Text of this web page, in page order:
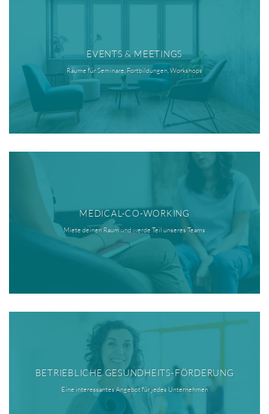
EVENTS & MEETINGS
Räume für Seminare, Fortbildungen, Workshops
MEDICAL-CO-WORKING
Miete deinen Raum und werde Teil unseres Teams
BETRIEBLICHE GESUNDHEITS-FÖRDERUNG
Eine interessantes Angebot für jedes Unternehmen